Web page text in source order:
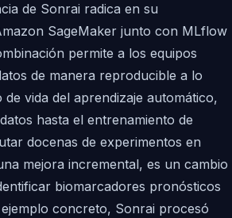
de Sonrai radica en su
SageMaker junto con MLflow
permite a los equipos
de manera reproducible a lo
vida del aprendizaje automático,
hasta el entrenamiento de
docenas de experimentos en
mejora incremental, es un cambio
biomarcadores pronósticos
concreto, Sonrai procesó